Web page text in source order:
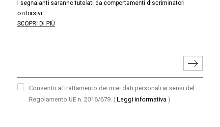
I segnalanti saranno tutelati da comportamenti discriminatori
o ritorsivi.
SCOPRI DI PIÙ
Consento al trattamento dei miei dati personali ai sensi del
Regolamento UE n. 2016/679. ( Leggi informativa )